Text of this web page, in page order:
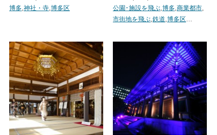
博多,神社・寺,博多区
公園･施設を飛ぶ,博多,商業都市,
市街地を飛ぶ,鉄道,博多区…